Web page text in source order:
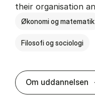
their organisation
Økonomi og matematik
Filosofi og sociologi
Om uddannelsen